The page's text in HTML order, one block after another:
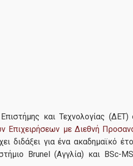
και Τεχνολογίας (ΔΕΤ)
Επιχειρήσεων με Διεθνή
διδάξει για ένα ακαδημαϊκό
Brunel (Αγγλία) και BSc-